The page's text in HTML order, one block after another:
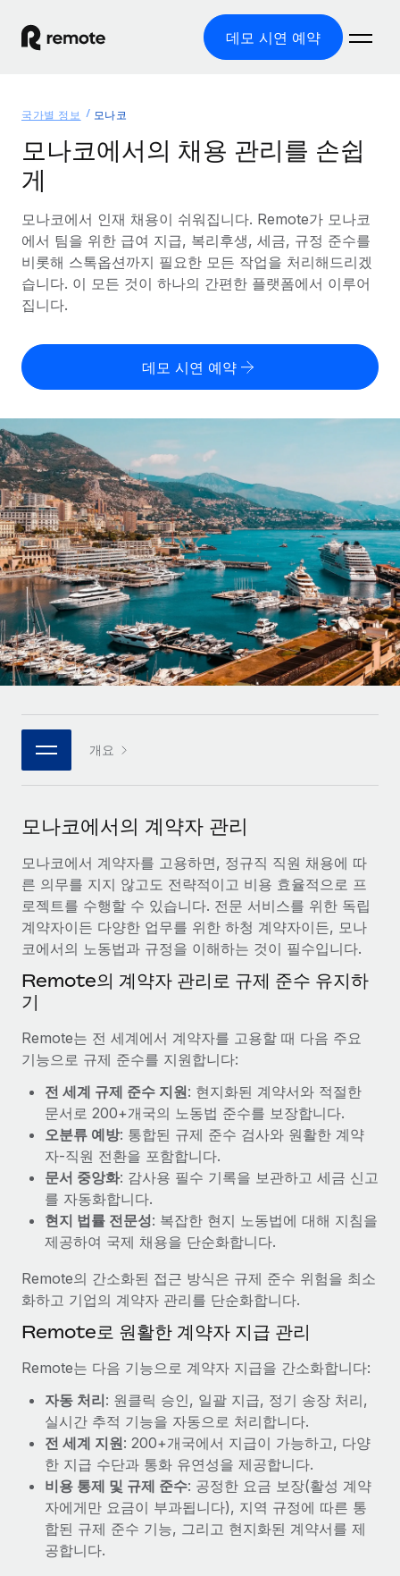
데모 시연 예약
글로벌 급여
규정을 준수하며 급여 지급을 손쉽게 처리
기록상 고용주(EOR)
법인 설립 비용 없이 전 세계로 사업을 확장
PEO
복잡한 고용 업무를 아웃소싱
인프라
Remote 통합
HR을 워크플로에 매끄럽게 통합
플랫폼
팀을 위한 통합된 핵심 HR 기능
연결 새로운
통합
핵심 비즈니스 도구로 프로세스를 간소화
전문가 상담
글로벌 인사 및 규정 준수 업무 처리에 전문가 지원 제공
신원 조사
채용 후보자 심사 프로세스 간소화
규정 준수 관련 위험에 선제적으로 대응
전 세계 IT 장비 제공 및 추적 관리
법인 설립
법인 설립을 빠르고 준법적으로 지원
글로벌 인재 이동 및 전근
직원 해외 이전을 간편하게 처리
복리후생
손쉬운 직원 복리후생 관리
솔루션
글로벌 서비스 제공
국가별 정보
국가별 글로벌 채용 지원 알아보기
미국 주별 정보
Remote와 다른 솔루션 비교
다른 업체들과 비교해보기
성장 단계
스타트업
성장하는 기업을 위한 민첩한 글로벌 HR 및 급여 솔루션
중견기업
맞춤형 HR 솔루션으로 팀 확장
엔터프라이즈
대기업을 위한 글로벌 HR
REMOTE 파트너 되기
플랫폼에 글로벌 HR을 유연하게 통합
Remote와의 파트너십 기회 탐색
Remote Build 곧 제공 예정
사례 연구
리소스
도구 및 계산기
국가별 총 인건비 계산
글로벌 계약직을 위한 통화 옵션과 지급 소요 시간 확인
REMOTE와 함께 배우기
리서치 및 가이드
사례 연구
HR 용어집
체크리스트 및 템플릿
직무 설명 라이브러리
이벤트
급여 및 인재 인사이트
지원받기
모든 리소스 보기
블로그
EOR 및 PEO
계약자 관리
세금
블로그 둘러보기
블로그
Remote Contractor Management Plus
Remote의 사명은 모든 규모의 기업이 전 세계 어디서든 업무에 가
장 적합 사람을 찾아 채용 및 관리하고 급여를 지급하도록 돕는 것
Shootsta가 Remote를 통해 네 개의 시장에서 글로벌
채용을 확장한 방법
비디오 콘텐츠를 활용한 마케팅이 계속해서 인기를 끌면서, 기업들
에게는 흥미롭고 전문적인 비디오 제작이 어느 때보다 중요해졌습
니다. 그러나 대부분의 회사들은 그렇게 높은 품질의...
요금
한국어
English
Nederlands
Français
Deutsch
Español
Italiano
Português (Portugal)
한국어
국가별 정보 모나코
모나코에서의 채용 관리를 손쉽
게
모나코에서 인재 채용이 쉬워집니다. Remote가 모나코
에서 팀을 위한 급여 지급, 복리후생, 세금, 규정 준수를
비롯해 스톡옵션까지 필요한 모든 작업을 처리해드리겠
습니다. 이 모든 것이 하나의 간편한 플랫폼에서 이루어
집니다.
데모 시연 예약
개요
모나코에서의 계약자 관리
모나코에서 계약자를 고용하면, 정규직 직원 채용에 따
른 의무를 지지 않고도 전략적이고 비용 효율적으로 프
로젝트를 수행할 수 있습니다. 전문 서비스를 위한 독립
계약자이든 다양한 업무를 위한 하청 계약자이든, 모나
코에서의 노동법과 규정을 이해하는 것이 필수입니다.
Remote의 계약자 관리로 규제 준수 유지하
기
Remote는 전 세계에서 계약자를 고용할 때 다음 주요
기능으로 규제 준수를 지원합니다:
전 세계 규제 준수 지원: 현지화된 계약서와 적절한
문서로 200+개국의 노동법 준수를 보장합니다.
오분류 예방: 통합된 규제 준수 검사와 원활한 계약
자-직원 전환을 포함합니다.
문서 중앙화: 감사용 필수 기록을 보관하고 세금 신고
를 자동화합니다.
현지 법률 전문성: 복잡한 현지 노동법에 대해 지침을
제공하여 국제 채용을 단순화합니다.
Remote의 간소화된 접근 방식은 규제 준수 위험을 최소
화하고 기업의 계약자 관리를 단순화합니다.
Remote로 원활한 계약자 지급 관리
Remote는 다음 기능으로 계약자 지급을 간소화합니다:
자동 처리: 원클릭 승인, 일괄 지급, 정기 송장 처리,
실시간 추적 기능을 자동으로 처리합니다.
전 세계 지원: 200+개국에서 지급이 가능하고, 다양
한 지급 수단과 통화 유연성을 제공합니다.
비용 통제 및 규제 준수: 공정한 요금 보장(활성 계약
자에게만 요금이 부과됩니다), 지역 규정에 따른 통
합된 규제 준수 기능, 그리고 현지화된 계약서를 제
공합니다.